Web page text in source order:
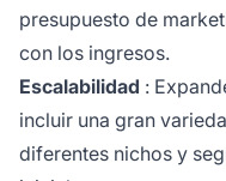
presupuesto de
con los ingresos.
Escalabilidad :
incluir una gran
diferentes nichos y